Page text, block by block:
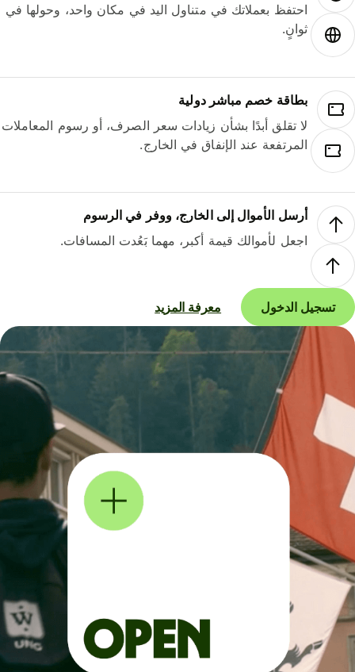
احتفظ بعملاتك في متناول اليد في مكان واحد، وحولها في
ثوانٍ.
بطاقة خصم مباشر دولية
لا تقلق أبدًا بشأن زيادات سعر الصرف، أو رسوم المعاملات
المرتفعة عند الإنفاق في الخارج.
أرسل الأموال إلى الخارج، ووفر في الرسوم
اجعل لأموالك قيمة أكبر، مهما بَعُدت المسافات.
تسجيل الدخول معرفة المزيد